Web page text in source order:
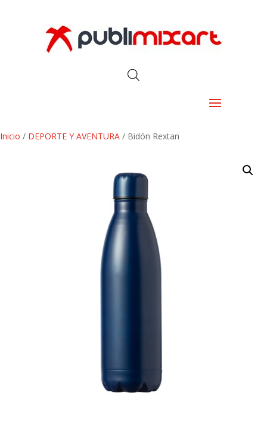
Inicio / DEPORTE Y AVENTURA / Bidón Rextan